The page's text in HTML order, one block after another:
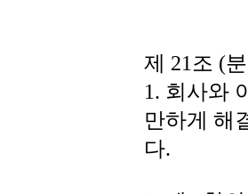
제 21조 (
1. 회사와
만하게 해
다.